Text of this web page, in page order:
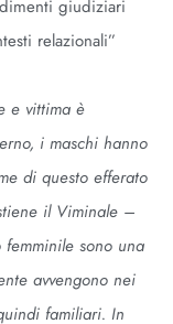
giudiziari
relazionali”
e vittima è
i maschi hanno
di questo efferato
il Viminale –
sono una
avvengono nei
familiari. In